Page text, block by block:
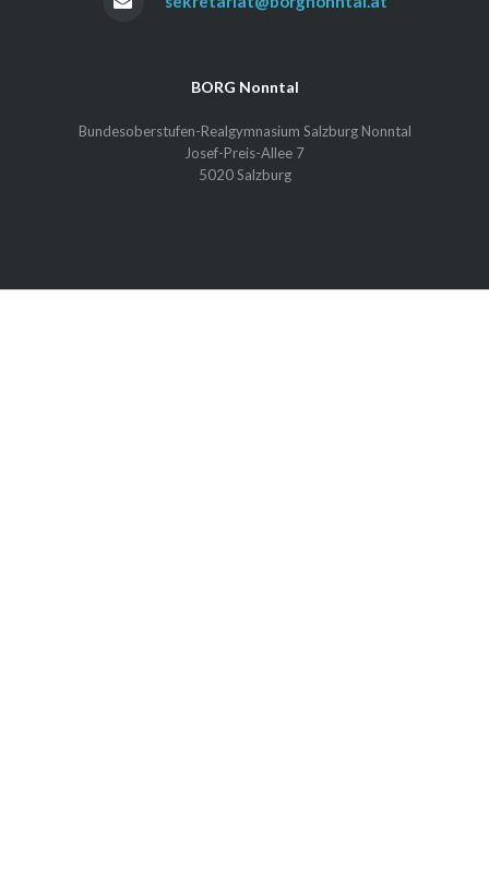
BORG Nonntal
Bundesoberstufen-Realgymnasium Salzburg Nonntal
Josef-Preis-Allee 7
5020 Salzburg